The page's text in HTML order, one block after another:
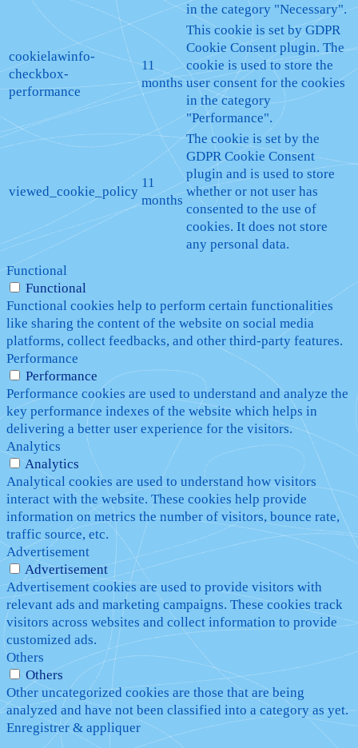
in the category "Necessary".
cookielawinfo-
checkbox-
performance
11
months
This cookie is set by GDPR
Cookie Consent plugin. The
cookie is used to store the
user consent for the cookies
in the category
"Performance".
viewed_cookie_policy
11
months
The cookie is set by the
GDPR Cookie Consent
plugin and is used to store
whether or not user has
consented to the use of
cookies. It does not store
any personal data.
Functional
Functional
Functional cookies help to perform certain functionalities
like sharing the content of the website on social media
platforms, collect feedbacks, and other third-party features.
Performance
Performance
Performance cookies are used to understand and analyze the
key performance indexes of the website which helps in
delivering a better user experience for the visitors.
Analytics
Analytics
Analytical cookies are used to understand how visitors
interact with the website. These cookies help provide
information on metrics the number of visitors, bounce rate,
traffic source, etc.
Advertisement
Advertisement
Advertisement cookies are used to provide visitors with
relevant ads and marketing campaigns. These cookies track
visitors across websites and collect information to provide
customized ads.
Others
Others
Other uncategorized cookies are those that are being
analyzed and have not been classified into a category as yet.
Enregistrer & appliquer